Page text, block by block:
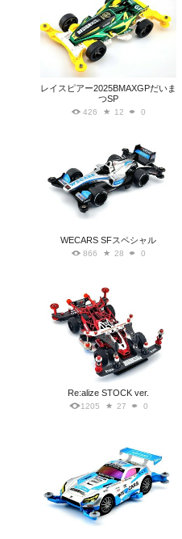
レイスピアー2025BMAXGPだいま
つSP
426 12 0
WECARS SFスペシャル
866 28 0
Re:alize STOCK ver.
1205 27 0